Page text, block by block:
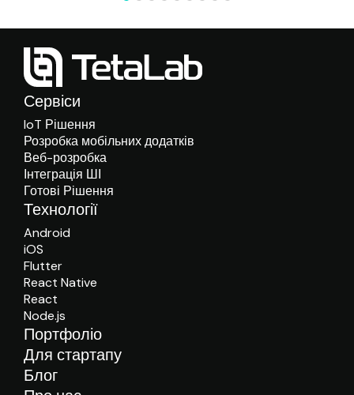
Сервіси
IoT Рішення
Розробка мобільних додатків
Веб-розробка
Інтеграція ШІ
Готові Рішення
Технології
Android
iOS
Flutter
React Native
React
Node.js
Портфоліо
Для стартапу
Блог